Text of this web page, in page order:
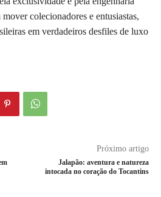
colecionadores e entusiastas,
em verdadeiros desfiles de luxo
Próximo artigo
Jalapão: aventura e natureza
intocada no coração do Tocantins